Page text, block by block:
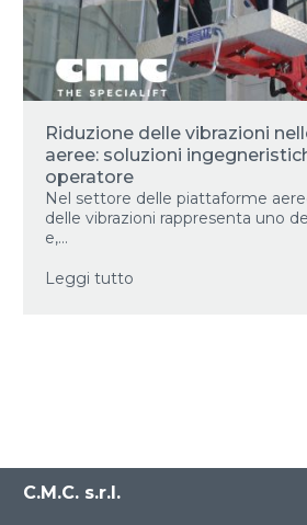
Riduzione delle vibrazioni
aeree: soluzioni
operatore
Nel settore delle piattaforme
delle vibrazioni rappresenta uno
e,...
Leggi tutto
C.M.C. s.r.l.